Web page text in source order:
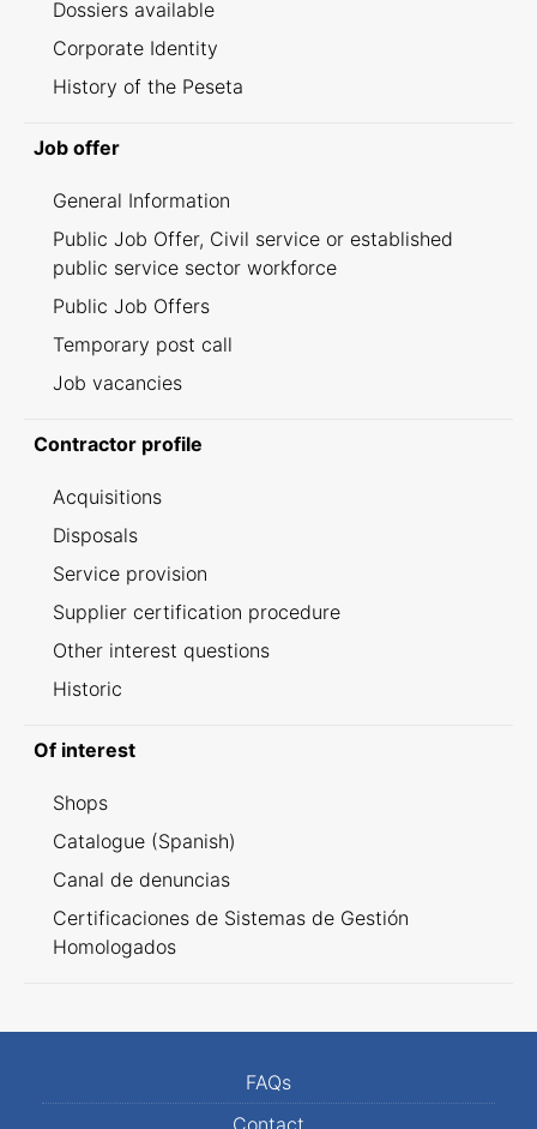
Dossiers available
Corporate Identity
History of the Peseta
Job offer
General Information
Public Job Offer, Civil service or established
public service sector workforce
Public Job Offers
Temporary post call
Job vacancies
Contractor profile
Acquisitions
Disposals
Service provision
Supplier certification procedure
Other interest questions
Historic
Of interest
Shops
Catalogue (Spanish)
Canal de denuncias
Certificaciones de Sistemas de Gestión
Homologados
FAQs
Contact